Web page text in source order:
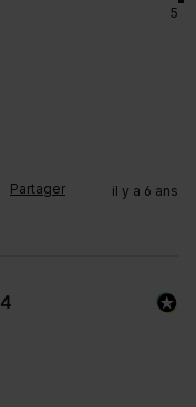
5
Partager il y a 6 ans
4